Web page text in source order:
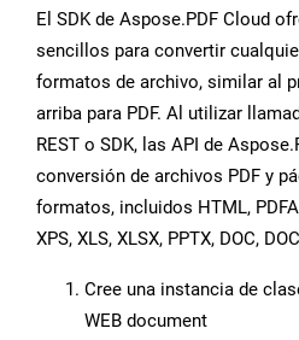
El SDK de Aspose.PDF Cloud
sencillos para convertir
formatos de archivo, similar al
arriba para PDF. Al utilizar
REST o SDK, las API de
conversión de archivos PDF y
formatos, incluidos HTML,
XPS, XLS, XLSX, PPTX, DOC,
Cree una instancia de
WEB document